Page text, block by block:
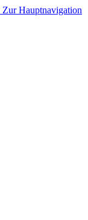
Zur Hauptnavigation